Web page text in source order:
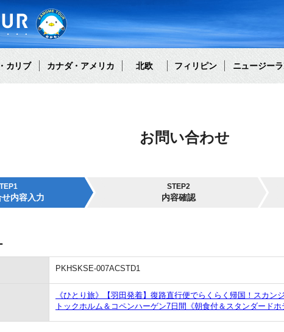
カリブ カナダ・アメリカ 北欧 フィリピン ニュージー
お問い合わせ
内容入力
STEP2
内容確認
PKHSKSE-007ACSTD1
《ひとり旅》【羽田発着】復路直行便でらくらく帰国！スカン
トックホルム＆コペンハーゲン7日間《朝食付＆スタンダードホ